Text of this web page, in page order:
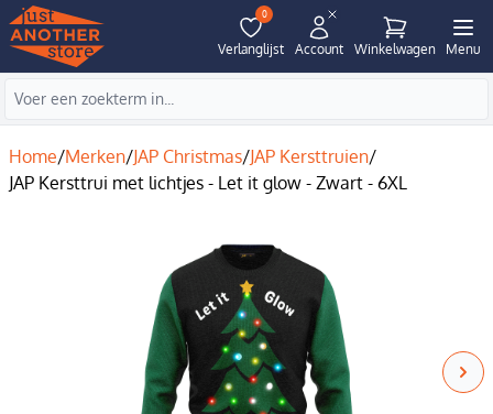
0
Verlanglijst Account Winkelwagen Menu
Home/Merken/JAP Christmas/JAP Kersttruien/
JAP Kersttrui met lichtjes - Let it glow - Zwart - 6XL